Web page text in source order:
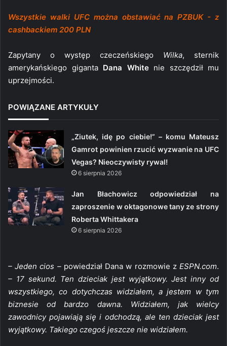
Wszystkie walki UFC można obstawiać na PZBUK - z
cashbackiem 200 PLN
Zapytany o występ czeczeńskiego Wilka, sternik
amerykańskiego giganta Dana Whitenie szczędził mu
uprzejmości.
POWIĄZANE ARTYKUŁY
„Ziutek, idę po ciebie!” – komu Mateusz
Gamrot powinien rzucić wyzwanie na UFC
Vegas? Nieoczywisty rywal!
6 sierpnia 2026
Jan Błachowicz odpowiedział na
zaproszenie w oktagonowe tany ze strony
Roberta Whittakera
6 sierpnia 2026
– Jeden cios –powiedział Dana w rozmowie zESPN.com.
– 17 sekund. Ten dzieciak jest wyjątkowy. Jest inny od
wszystkiego, co dotychczas widziałem, a jestem w tym
biznesie od bardzo dawna. Widziałem, jak wielcy
zawodnicy pojawiają się i odchodzą, ale ten dzieciak jest
wyjątkowy. Takiego czegoś jeszcze nie widziałem.